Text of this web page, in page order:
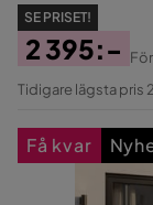
SE PRISET!
Pris
2 395:-
Original
Tidigare lägsta pris
Få kvar